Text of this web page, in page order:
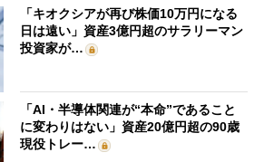
「キオクシアが再び株価10万円になる
日は遠い」資産3億円超のサラリーマン
投資家が…
「AI・半導体関連が“本命”であること
に変わりはない」資産20億円超の90歳
現役トレー…